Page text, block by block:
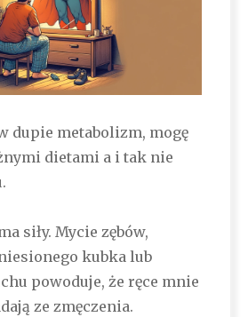
dupie metabolizm, mogę
dietami a i tak nie
siły. Mycie zębów,
kubka lub
powoduje, że ręce mnie
ze zmęczenia.